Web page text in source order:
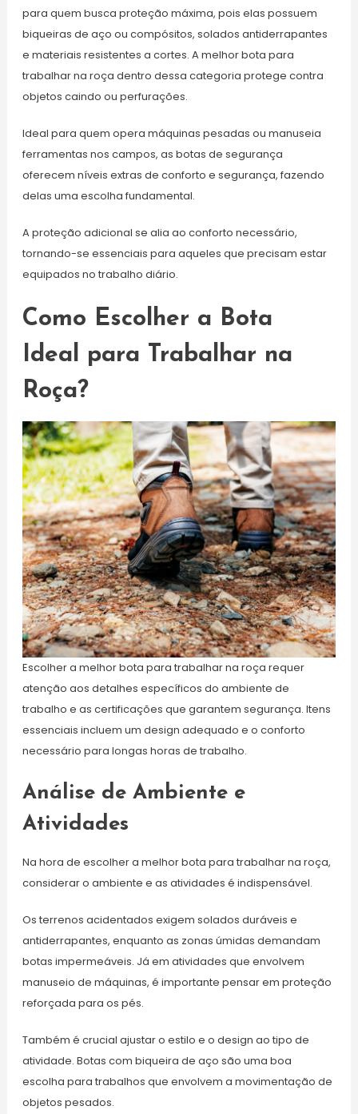
para quem busca proteção máxima, pois elas possuem
biqueiras de aço ou compósitos, solados antiderrapantes
e materiais resistentes a cortes. A melhor bota para
trabalhar na roça dentro dessa categoria protege contra
objetos caindo ou perfurações.
Ideal para quem opera máquinas pesadas ou manuseia
ferramentas nos campos, as botas de segurança
oferecem níveis extras de conforto e segurança, fazendo
delas uma escolha fundamental.
A proteção adicional se alia ao conforto necessário,
tornando-se essenciais para aqueles que precisam estar
equipados no trabalho diário.
Como Escolher a Bota
Ideal para Trabalhar na
Roça?
Escolher a melhor bota para trabalhar na roça requer
atenção aos detalhes específicos do ambiente de
trabalho e as certificações que garantem segurança. Itens
essenciais incluem um design adequado e o conforto
necessário para longas horas de trabalho.
Análise de Ambiente e
Atividades
Na hora de escolher a melhor bota para trabalhar na roça,
considerar o ambiente e as atividades é indispensável.
Os terrenos acidentados exigem solados duráveis e
antiderrapantes, enquanto as zonas úmidas demandam
botas impermeáveis. Já em atividades que envolvem
manuseio de máquinas, é importante pensar em proteção
reforçada para os pés.
Também é crucial ajustar o estilo e o design ao tipo de
atividade. Botas com biqueira de aço são uma boa
escolha para trabalhos que envolvem a movimentação de
objetos pesados.